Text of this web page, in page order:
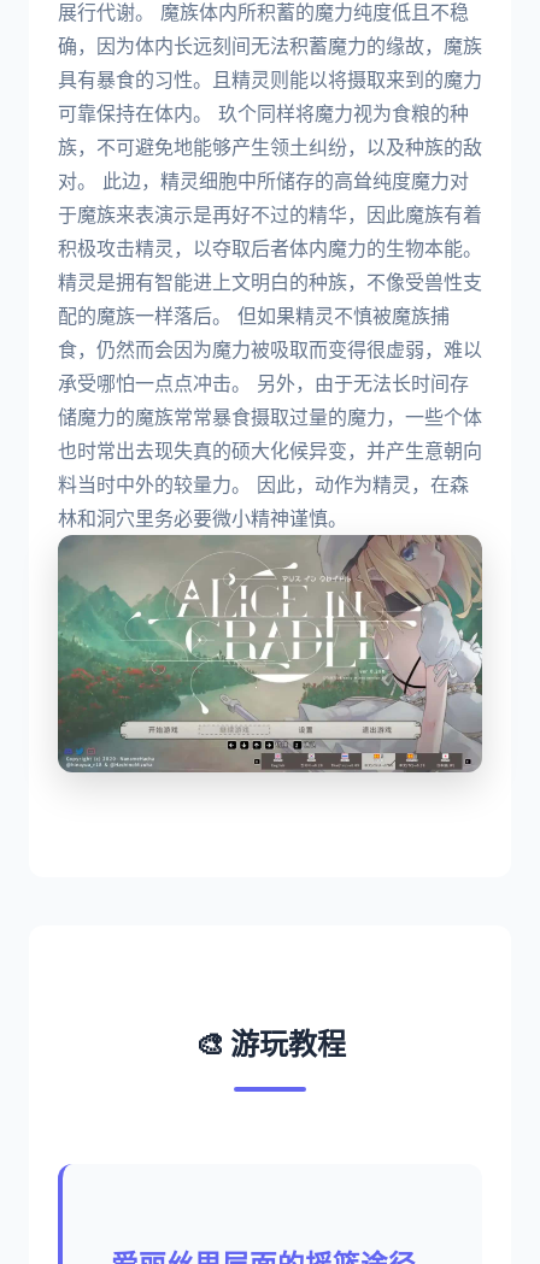
展行代谢。 魔族体内所积蓄的魔力纯度低且不稳
确，因为体内长远刻间无法积蓄魔力的缘故，魔族
具有暴食的习性。且精灵则能以将摄取来到的魔力
可靠保持在体内。 玖个同样将魔力视为食粮的种
族，不可避免地能够产生领土纠纷，以及种族的敌
对。 此边，精灵细胞中所储存的高耸纯度魔力对
于魔族来表演示是再好不过的精华，因此魔族有着
积极攻击精灵，以夺取后者体内魔力的生物本能。
精灵是拥有智能进上文明白的种族，不像受兽性支
配的魔族一样落后。 但如果精灵不慎被魔族捕
食，仍然而会因为魔力被吸取而变得很虚弱，难以
承受哪怕一点点冲击。 另外，由于无法长时间存
储魔力的魔族常常暴食摄取过量的魔力，一些个体
也时常出去现失真的硕大化候异变，并产生意朝向
料当时中外的较量力。 因此，动作为精灵，在森
林和洞穴里务必要微小精神谨慎。
🎨 游玩教程